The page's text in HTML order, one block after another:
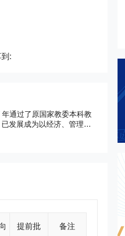
:
通过了原国家教委本科教
发展成为以经济、管理学
院坐落在自治区首府呼和
与资源开发研究所、内蒙
内蒙古财务会计研究所、
内外著名学者、专家和企
提前批 备注